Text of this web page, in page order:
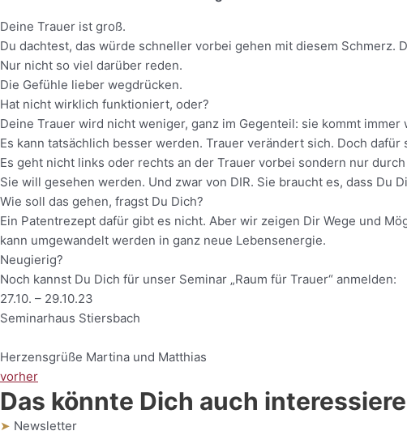
Deine Trauer ist groß.
Du dachtest, das würde schneller vorbei gehen mit diesem
Nur nicht so viel darüber reden.
Die Gefühle lieber wegdrücken.
Hat nicht wirklich funktioniert, oder?
Deine Trauer wird nicht weniger, ganz im Gegenteil: sie kommt
Es kann tatsächlich besser werden. Trauer verändert sich. Doch dafür
Es geht nicht links oder rechts an der Trauer vorbei sondern nur
Sie will gesehen werden. Und zwar von DIR. Sie braucht es, dass
Wie soll das gehen, fragst Du Dich?
Ein Patentrezept dafür gibt es nicht. Aber wir zeigen Dir Wege und
kann umgewandelt werden in ganz neue Lebensenergie.
Neugierig?
Noch kannst Du Dich für unser Seminar „Raum für Trauer“ anmelden:
27.10. – 29.10.23
Seminarhaus Stiersbach
Herzensgrüße Martina und Matthias
vorher
Das könnte Dich auch
➤ Newsletter